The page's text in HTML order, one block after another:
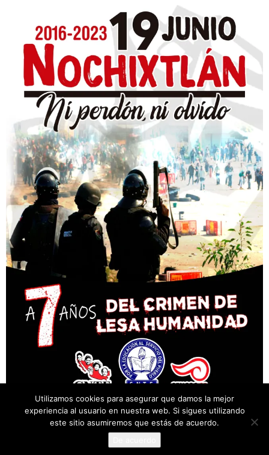
© Desarrollado por Cencos Sección XXII, Oaxaca.
Utilizamos cookies para asegurar que damos la mejor
experiencia al usuario en nuestra web. Si sigues utilizando
este sitio asumiremos que estás de acuerdo.